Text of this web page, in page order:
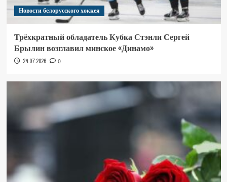
Новости белорусского хоккея
Трёхкратный обладатель Кубка Стэнли Сергей
Брылин возглавил минское «Динамо»
24.07.2026 0